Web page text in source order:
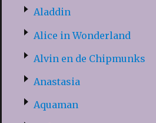
Aladdin
Alice in Wonderland
Alvin en de Chipmunks
Anastasia
Aquaman